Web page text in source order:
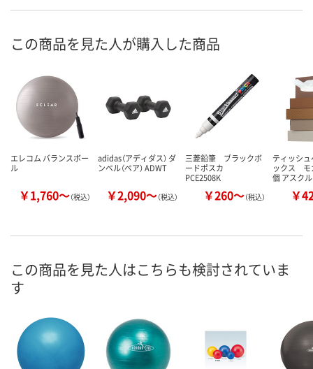
この商品を見た人が購入した商品
エレコム バランスボー
ル
￥1,760～（税込）
adidas（アディダス） ダ
ンベル（ペア） ADWT
￥2,090～（税込）
三菱鉛筆 ブラックボ
ードポスカ
PCE2508K
￥260～（税込）
ティッシ
ックス モ
個 アスク
￥
この商品を見た人はこちらも検討されていま
す